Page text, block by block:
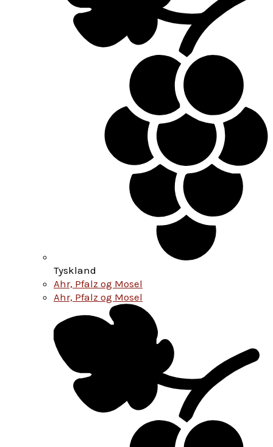
Tyskland
Ahr, Pfalz og Mosel
Ahr, Pfalz og Mosel